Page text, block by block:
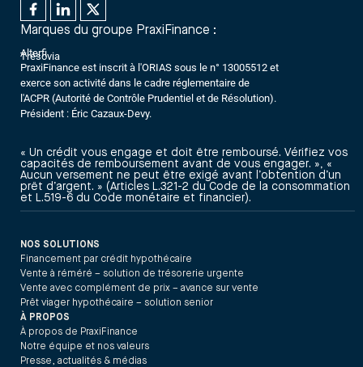
Marques du groupe PraxiFinance :
Alterfi
Trésovia
PraxiFinance est inscrit à l'ORIAS sous le n° 13005512 et
exerce son activité dans le cadre réglementaire de
l'ACPR (Autorité de Contrôle Prudentiel et de Résolution).
Président : Éric Cazaux-Devy.
« Un crédit vous engage et doit être remboursé. Vérifiez vos
capacités de remboursement avant de vous engager. », «
Aucun versement ne peut être exigé avant l’obtention d’un
prêt d’argent. » (Articles L.321-2 du Code de la consommation
et L.519-6 du Code monétaire et financier).
NOS SOLUTIONS
Financement par crédit hypothécaire
Vente à réméré – solution de trésorerie urgente
Vente avec complément de prix – avance sur vente
Prêt viager hypothécaire – solution senior
À PROPOS
À propos de PraxiFinance
Notre équipe et nos valeurs
Presse, actualités & médias